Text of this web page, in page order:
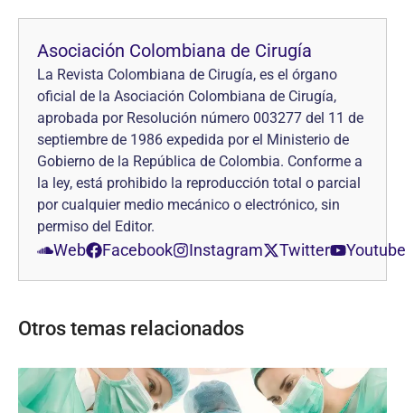
Asociación Colombiana de Cirugía
La Revista Colombiana de Cirugía, es el órgano
oficial de la Asociación Colombiana de Cirugía,
aprobada por Resolución número 003277 del 11 de
septiembre de 1986 expedida por el Ministerio de
Gobierno de la República de Colombia. Conforme a
la ley, está prohibido la reproducción total o parcial
por cualquier medio mecánico o electrónico, sin
permiso del Editor.
Web Facebook Instagram Twitter Youtube
Otros temas relacionados